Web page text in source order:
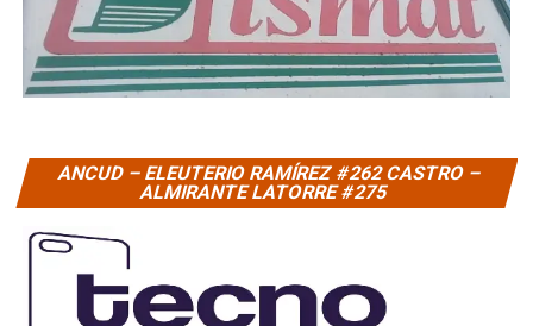
ANCUD – ELEUTERIO RAMÍREZ #262 CASTRO –
ALMIRANTE LATORRE #275